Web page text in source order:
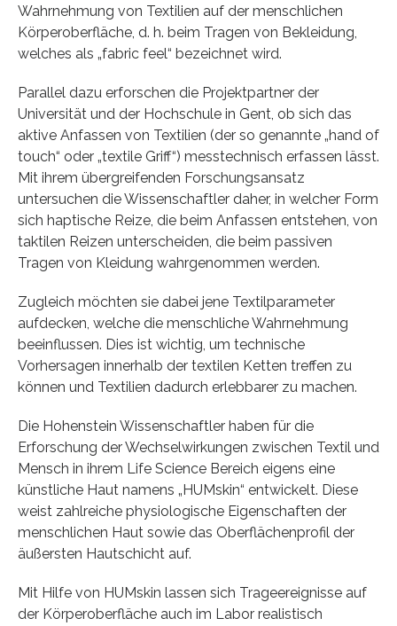
Wahrnehmung von Textilien auf der menschlichen
Körperoberfläche, d. h. beim Tragen von Bekleidung,
welches als „fabric feel“ bezeichnet wird.
Parallel dazu erforschen die Projektpartner der
Universität und der Hochschule in Gent, ob sich das
aktive Anfassen von Textilien (der so genannte „hand of
touch“ oder „textile Griff“) messtechnisch erfassen lässt.
Mit ihrem übergreifenden Forschungsansatz
untersuchen die Wissenschaftler daher, in welcher Form
sich haptische Reize, die beim Anfassen entstehen, von
taktilen Reizen unterscheiden, die beim passiven
Tragen von Kleidung wahrgenommen werden.
Zugleich möchten sie dabei jene Textilparameter
aufdecken, welche die menschliche Wahrnehmung
beeinflussen. Dies ist wichtig, um technische
Vorhersagen innerhalb der textilen Ketten treffen zu
können und Textilien dadurch erlebbarer zu machen.
Die Hohenstein Wissenschaftler haben für die
Erforschung der Wechselwirkungen zwischen Textil und
Mensch in ihrem Life Science Bereich eigens eine
künstliche Haut namens „HUMskin“ entwickelt. Diese
weist zahlreiche physiologische Eigenschaften der
menschlichen Haut sowie das Oberflächenprofil der
äußersten Hautschicht auf.
Mit Hilfe von HUMskin lassen sich Trageereignisse auf
der Körperoberfläche auch im Labor realistisch